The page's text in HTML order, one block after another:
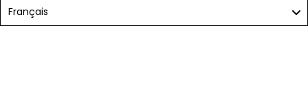
Français